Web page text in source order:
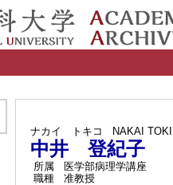
ナカイ トキコ NAKAI
中井 登紀子
所属
医学部病理学講座
職種
准教授